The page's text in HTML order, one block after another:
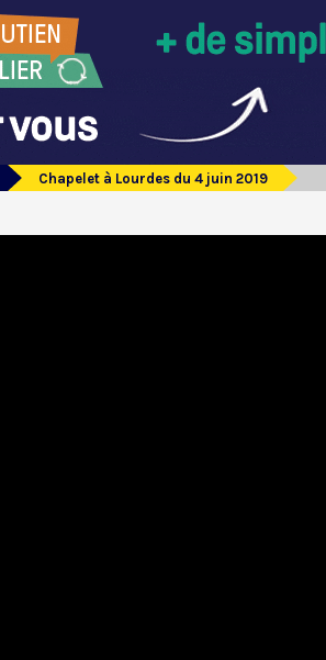
Chapelet à Lourdes du 4 juin 2019